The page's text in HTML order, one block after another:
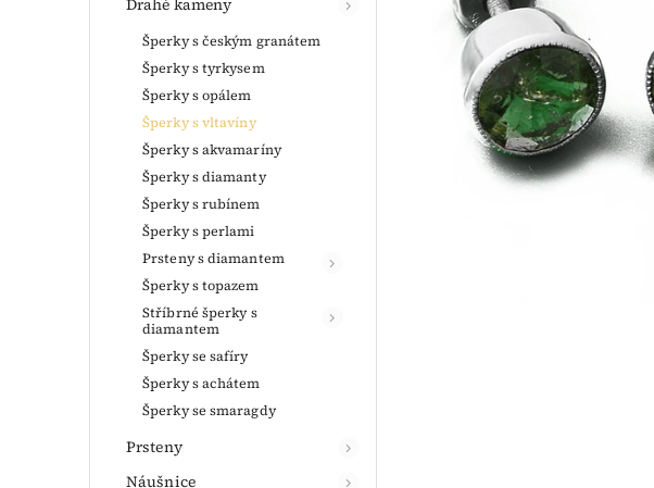
Šperky s českým granátem
Šperky s tyrkysem
Šperky s opálem
Šperky s vltavíny
Šperky s akvamaríny
Šperky s diamanty
Šperky s rubínem
Šperky s perlami
Prsteny s diamantem
Šperky s topazem
Stříbrné šperky s
diamantem
Šperky se safíry
Šperky s achátem
Šperky se smaragdy
Prsteny
Náušnice